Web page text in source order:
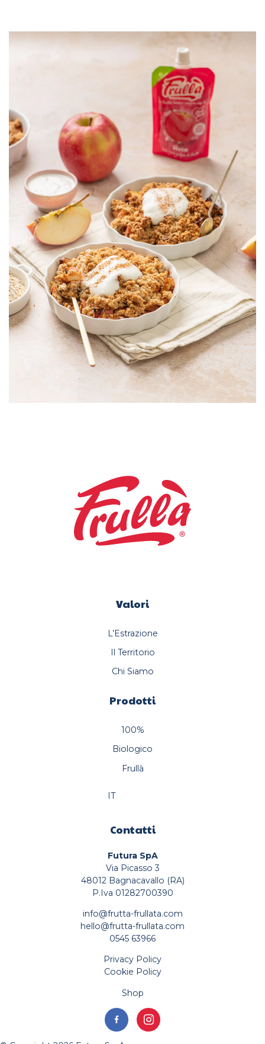
Valori
L’Estrazione
Il Territorio
Chi Siamo
Prodotti
100%
Biologico
Frullà
IT
Contatti
Futura SpA
Via Picasso 3
48012 Bagnacavallo (RA)
P.Iva 01282700390
info@frutta-frullata.com
hello@frutta-frullata.com
0545 63966
Privacy Policy
Cookie Policy
Shop